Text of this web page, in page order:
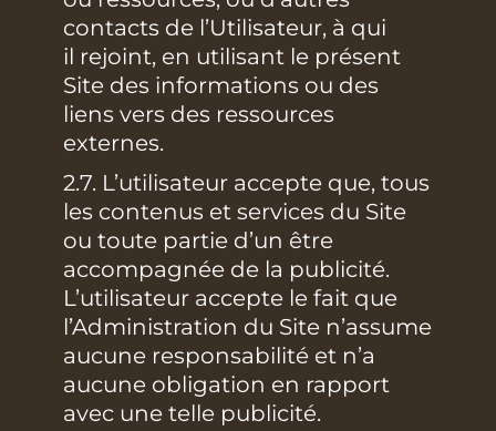
contacts de l’Utilisateur, à qui
il rejoint, en utilisant le présent
Site des informations ou des
liens vers des ressources
externes.
2.7. L’utilisateur accepte que, tous
les contenus et services du Site
ou toute partie d’un être
accompagnée de la publicité.
L’utilisateur accepte le fait que
l’Administration du Site n’assume
aucune responsabilité et n’a
aucune obligation en rapport
avec une telle publicité.